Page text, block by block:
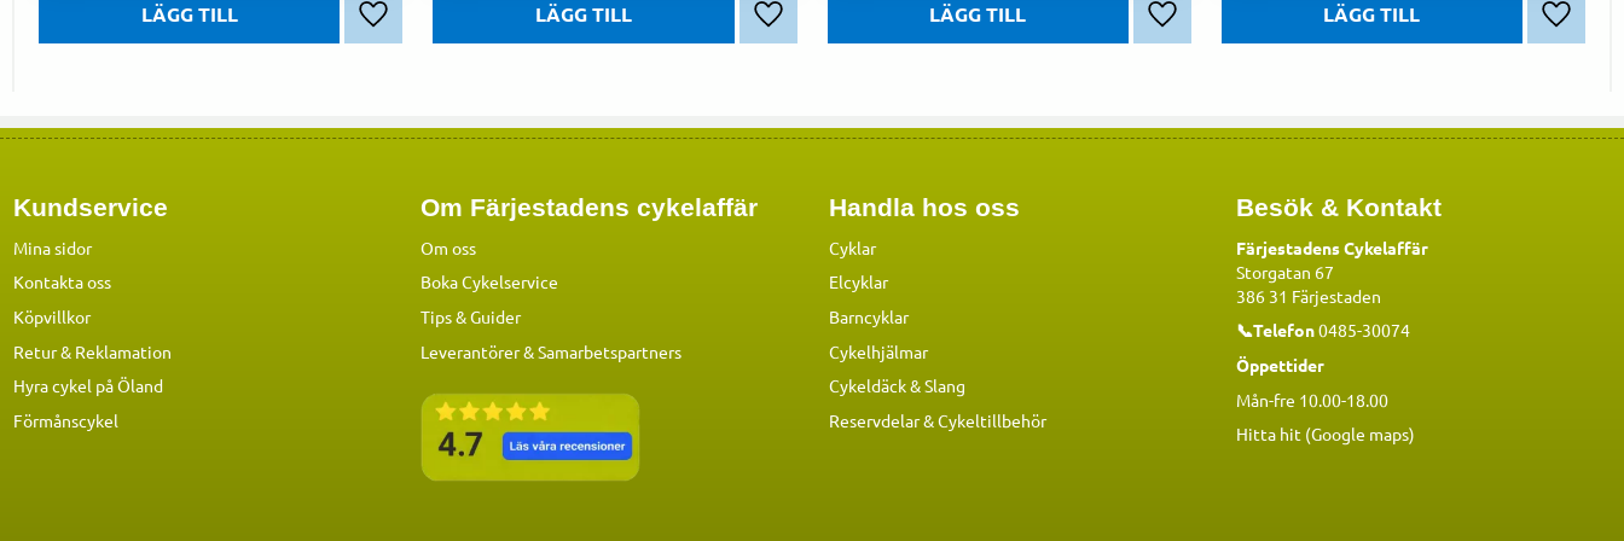
Lägg till i favoriter Lägg till i favoriter Lägg till i favoriter Lägg
Kundservice
Mina sidor
Kontakta oss
Köpvillkor
Retur & Reklamation
Hyra cykel på Öland
Förmånscykel
Om Färjestadens cykelaffär
Om oss
Boka Cykelservice
Tips & Guider
Leverantörer & Samarbetspartners
Handla hos oss
Cyklar
Elcyklar
Barncyklar
Cykelhjälmar
Cykeldäck & Slang
Reservdelar&Cykeltillbehör
Besök & Kontakt
Färjestadens Cykelaffär
Storgatan 67
386 31 Färjestaden
📞Telefon0485-30074
Öppettider
Mån-fre 10.00-18.00
Hitta hit (Google maps)